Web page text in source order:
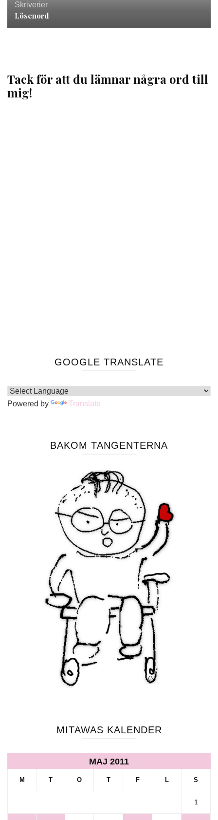
Skriverier
Lösenord
Tack för att du lämnar några ord till
mig!
GOOGLE TRANSLATE
Powered by Translate
BAKOM TANGENTERNA
MITAWAS KALENDER
MAJ 2011
M T O T F L S
1